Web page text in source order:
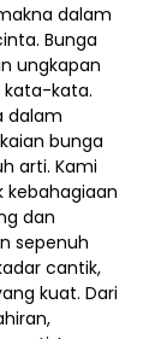
dalam
Bunga
ungkapan
kata-kata.
dalam
bunga
arti. Kami
dan
sepenuh
cantik,
kuat. Dari